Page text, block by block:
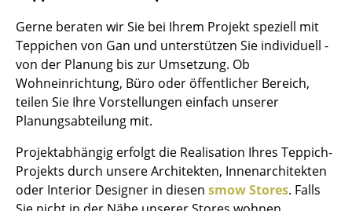
Garderoben
Kleinaufbewahrung
Einzelteile
Licht
Gerne beraten wir Sie bei Ihrem Projekt speziell mit
Teppichen von Gan und unterstützen Sie individuell -
von der Planung bis zur Umsetzung. Ob
Wohneinrichtung, Büro oder öffentlicher Bereich,
teilen Sie Ihre Vorstellungen einfach unserer
Planungsabteilung mit.
Projektabhängig erfolgt die Realisation Ihres Teppich-
Projekts durch unsere Architekten, Innenarchitekten
oder Interior Designer in diesen smow Stores. Falls